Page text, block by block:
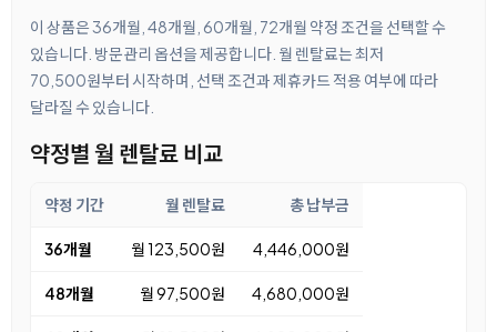
이 상품은 36개월, 48개월, 60개월, 72개월 약정 조건을 선택할 수
있습니다. 방문관리 옵션을 제공합니다. 월 렌탈료는 최저
70,500원부터 시작하며, 선택 조건과 제휴카드 적용 여부에 따라
달라질 수 있습니다.
약정별 월 렌탈료 비교
약정 기간 월 렌탈료 총 납부금
36개월 월 123,500원 4,446,000원
48개월 월 97,500원 4,680,000원